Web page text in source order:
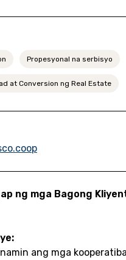
Propesyonal na serbisyo
at Conversion ng Real Estate
ng mga Bagong
ang mga